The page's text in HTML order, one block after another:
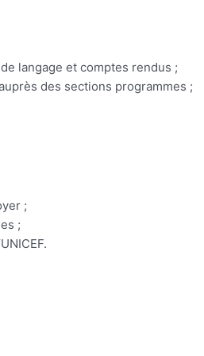
langage et comptes rendus ;
des sections programmes ;
;
;